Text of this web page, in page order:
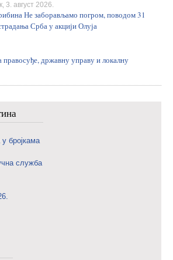
3. август 2026.
Не заборављамо погром, поводом 31
Срба у акцији Олуја
државну управу и локалну
бројкама
служба